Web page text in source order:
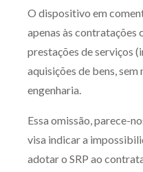
Zênite
O dispositivo em
apenas às contratações
prestações de serviços
aquisições de bens,
engenharia.
Essa omissão, parece-
visa indicar a
adotar o SRP ao